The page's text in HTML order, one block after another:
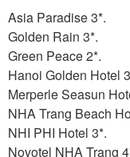
Asia Paradise 3*.
Golden Rain 3*.
Green Peace 2*.
Hanoi Golden Hotel
Merperle Seasun
NHA Trang Beach
NHI PHI Hotel 3*.
Novotel NHA Trang